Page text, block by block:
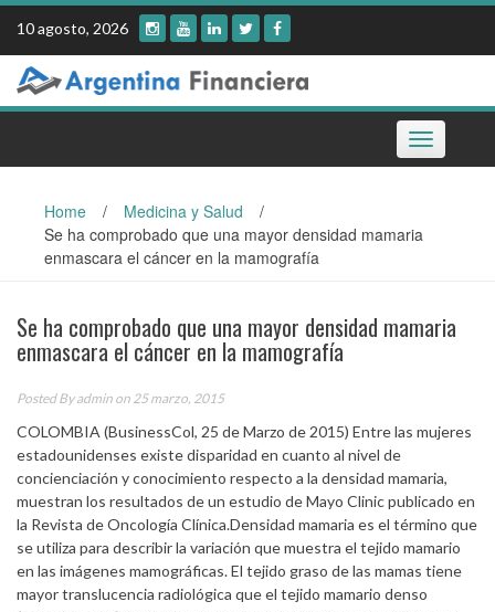
Skip
content
10 agosto, 2026
Toggle
navigation
Home / Medicina y Salud
/
Se ha comprobado que una mayor densidad mamaria
enmascara el cáncer en la mamografía
Se ha comprobado que una mayor densidad mamaria
enmascara el cáncer en la mamografía
Posted Byadmin on 25 marzo, 2015
COLOMBIA (BusinessCol, 25 de Marzo de 2015) Entre las mujeres
estadounidenses existe disparidad en cuanto al nivel de
concienciación y conocimiento respecto a la densidad mamaria,
muestran los resultados de un estudio de Mayo Clinic publicado en
la Revista de Oncología Clínica.Densidad mamaria es el término que
se utiliza para describir la variación que muestra el tejido mamario
en las imágenes mamográficas. El tejido graso de las mamas tiene
mayor translucencia radiológica que el tejido mamario denso